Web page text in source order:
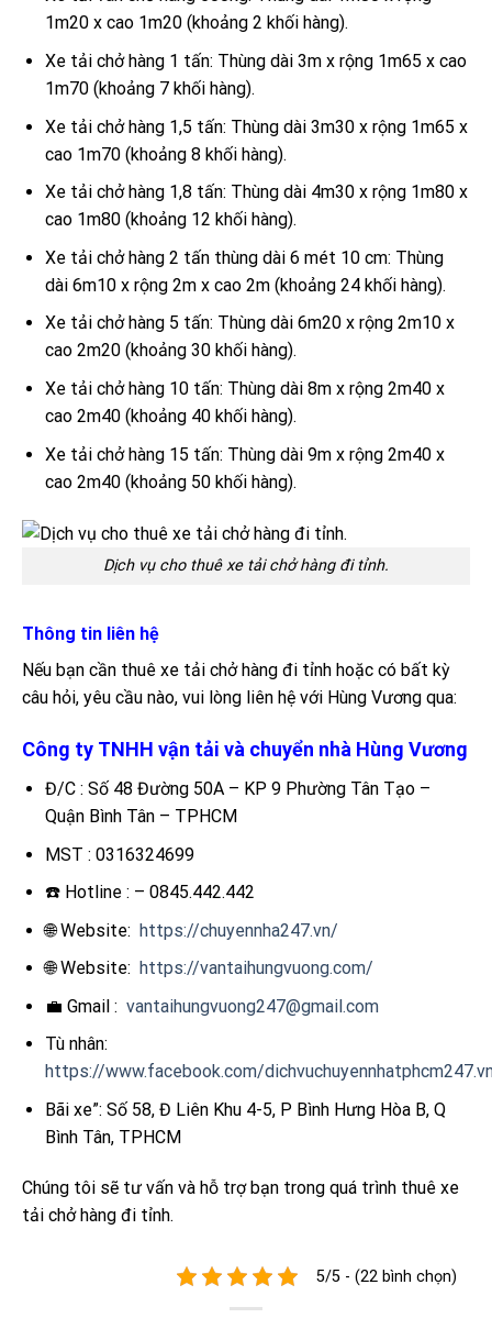
1m20 x cao 1m20 (khoảng 2 khối hàng).
Xe tải chở hàng 1 tấn: Thùng dài 3m x rộng 1m65 x cao
1m70 (khoảng 7 khối hàng).
Xe tải chở hàng 1,5 tấn: Thùng dài 3m30 x rộng 1m65 x
cao 1m70 (khoảng 8 khối hàng).
Xe tải chở hàng 1,8 tấn: Thùng dài 4m30 x rộng 1m80 x
cao 1m80 (khoảng 12 khối hàng).
Xe tải chở hàng 2 tấn thùng dài 6 mét 10 cm: Thùng
dài 6m10 x rộng 2m x cao 2m (khoảng 24 khối hàng).
Xe tải chở hàng 5 tấn: Thùng dài 6m20 x rộng 2m10 x
cao 2m20 (khoảng 30 khối hàng).
Xe tải chở hàng 10 tấn: Thùng dài 8m x rộng 2m40 x
cao 2m40 (khoảng 40 khối hàng).
Xe tải chở hàng 15 tấn: Thùng dài 9m x rộng 2m40 x
cao 2m40 (khoảng 50 khối hàng).
Dịch vụ cho thuê xe tải chở hàng đi tỉnh.
Thông tin liên hệ
Nếu bạn cần thuê xe tải chở hàng đi tỉnh hoặc có bất kỳ
câu hỏi, yêu cầu nào, vui lòng liên hệ với Hùng Vương qua:
Công ty TNHH vận tải và chuyển nhà Hùng Vương
Đ/C : Số 48 Đường 50A – KP 9 Phường Tân Tạo –
Quận Bình Tân – TPHCM
MST : 0316324699
☎️ Hotline : – 0845.442.442
🌐 Website: https://chuyennha247.vn/
🌐 Website: https://vantaihungvuong.com/
💼 Gmail : vantaihungvuong247@gmail.com
Tù nhân:
https://www.facebook.com/
Bãi xe”: Số 58, Đ Liên Khu 4-5, P Bình Hưng Hòa B, Q
Bình Tân, TPHCM
Chúng tôi sẽ tư vấn và hỗ trợ bạn trong quá trình thuê xe
tải chở hàng đi tỉnh.
5/5 - (22 bình chọn)